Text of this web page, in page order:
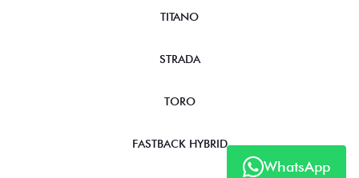
WhatsApp
TITANO
STRADA
TORO
FASTBACK HYBRID